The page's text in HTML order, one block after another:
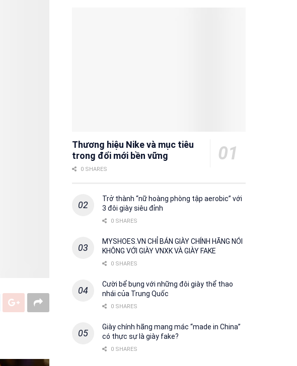
Thương hiệu Nike và mục tiêu
trong đổi mới bền vững
0 SHARES
Trở thành “nữ hoàng phòng tập aerobic” với
3 đôi giày siêu đỉnh
0 SHARES
MYSHOES.VN CHỈ BÁN GIÀY CHÍNH HÃNG NÓI
KHÔNG VỚI GIÀY VNXK VÀ GIÀY FAKE
0 SHARES
Cười bể bụng với những đôi giày thể thao
nhái của Trung Quốc
0 SHARES
Giày chính hãng mang mác “made in China”
có thực sự là giày fake?
0 SHARES